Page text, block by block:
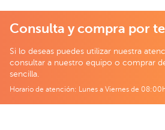
Consulta y compra por
Si lo deseas puedes utilizar nuestra
consultar a nuestro equipo o comprar
sencilla.
Horario de atención: Lunes a Viernes de